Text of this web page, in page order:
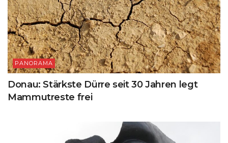
PANORAMA
Donau: Stärkste Dürre seit 30 Jahren legt
Mammutreste frei